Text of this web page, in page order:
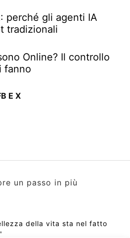
perché gli agenti IA
tradizionali
Online? Il controllo
fanno
E X
un passo in più
della vita sta nel fatto